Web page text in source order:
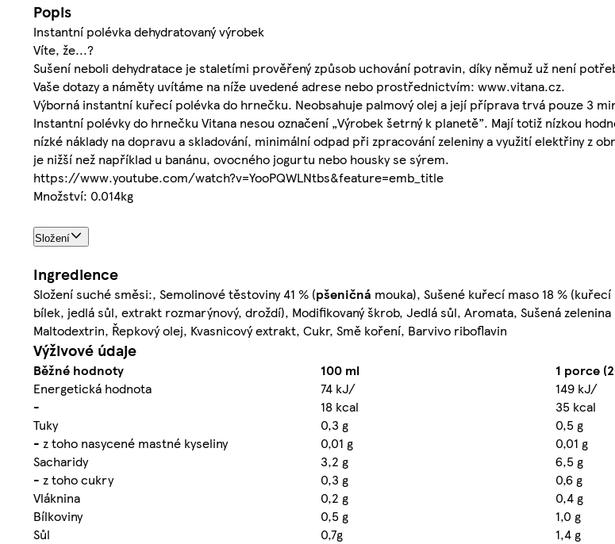
Popis
Instantní polévka dehydratovaný výrobek
Víte, že...?
Sušení neboli dehydratace je staletími prověřený způsob uchování potravin, díky němuž už není
Vaše dotazy a náměty uvítáme na níže uvedené adrese nebo prostřednictvím: www.vitana.cz.
Výborná instantní kuřecí polévka do hrnečku. Neobsahuje palmový olej a její příprava trvá pouze 3
Instantní polévky do hrnečku Vitana nesou označení „Výrobek šetrný k planetě”. Mají totiž nízkou
nízké náklady na dopravu a skladování, minimální odpad při zpracování zeleniny a využití elektřiny z
je nižší než například u banánu, ovocného jogurtu nebo housky se sýrem.
https://www.youtube.com/watch?v=YooPQWLNtbs&feature=emb_title
Množství: 0.014kg
Složení
Ingredience
Složení suché směsi:, Semolinové těstoviny 41 % (pšeničná mouka), Sušené kuřecí maso 18 % (kuřecí
bílek, jedlá sůl, extrakt rozmarýnový, droždí), Modifikovaný škrob, Jedlá sůl, Aromata, Sušená
Maltodextrin, Řepkový olej, Kvasnicový extrakt, Cukr, Smě koření, Barvivo riboflavin
Výživové údaje
Běžné hodnoty 100 ml
1 porce
Energetická hodnota
74 kJ/
149 kJ/
-
18 kcal
35 kcal
Tuky
0,3 g
0,5 g
- z toho nasycené mastné kyseliny
0,01 g
0,01 g
Sacharidy
3,2 g
6,5 g
- z toho cukry
0,3 g
0,6 g
Vláknina
0,2 g
0,4 g
Bílkoviny
0,5 g
1,0 g
Sůl
0,7g
1,4 g